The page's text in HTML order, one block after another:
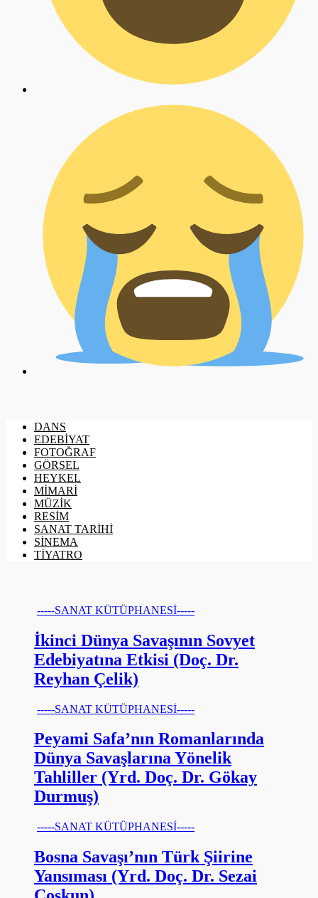
DANS
EDEBİYAT
FOTOĞRAF
GÖRSEL
HEYKEL
MİMARİ
MÜZİK
RESİM
SANAT TARİHİ
SİNEMA
TİYATRO
-----SANAT KÜTÜPHANESİ-----
İkinci Dünya Savaşının Sovyet
Edebiyatına Etkisi (Doç. Dr.
Reyhan Çelik)
-----SANAT KÜTÜPHANESİ-----
Peyami Safa’nın Romanlarında
Dünya Savaşlarına Yönelik
Tahliller (Yrd. Doç. Dr. Gökay
Durmuş)
-----SANAT KÜTÜPHANESİ-----
Bosna Savaşı’nın Türk Şiirine
Yansıması (Yrd. Doç. Dr. Sezai